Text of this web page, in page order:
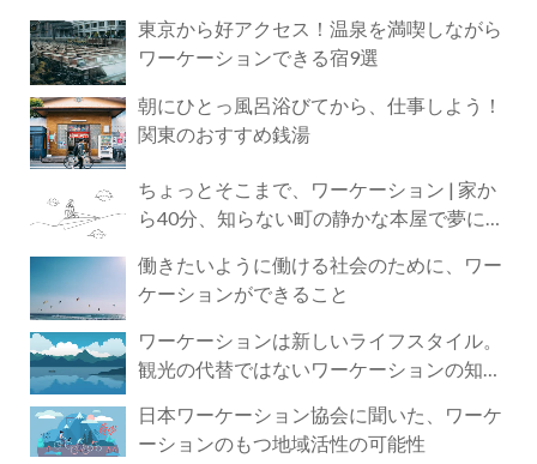
東京から好アクセス！温泉を満喫しながら
ワーケーションできる宿9選
朝にひとっ風呂浴びてから、仕事しよう！
関東のおすすめ銭湯
ちょっとそこまで、ワーケーション | 家か
ら40分、知らない町の静かな本屋で夢に近
働きたいように働ける社会のために、ワー
ケーションができること
ワーケーションは新しいライフスタイル。
観光の代替ではないワーケーションの知ら
日本ワーケーション協会に聞いた、ワーケ
ーションのもつ地域活性の可能性